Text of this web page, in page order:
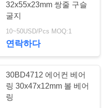
박스 베
339
32x55x23mm 쌍줄 구슬
굴지
10~50USD/Pcs MOQ:1
연락하다
30BD4712 에어컨 베어
링 30x47x12mm 볼 베어
링